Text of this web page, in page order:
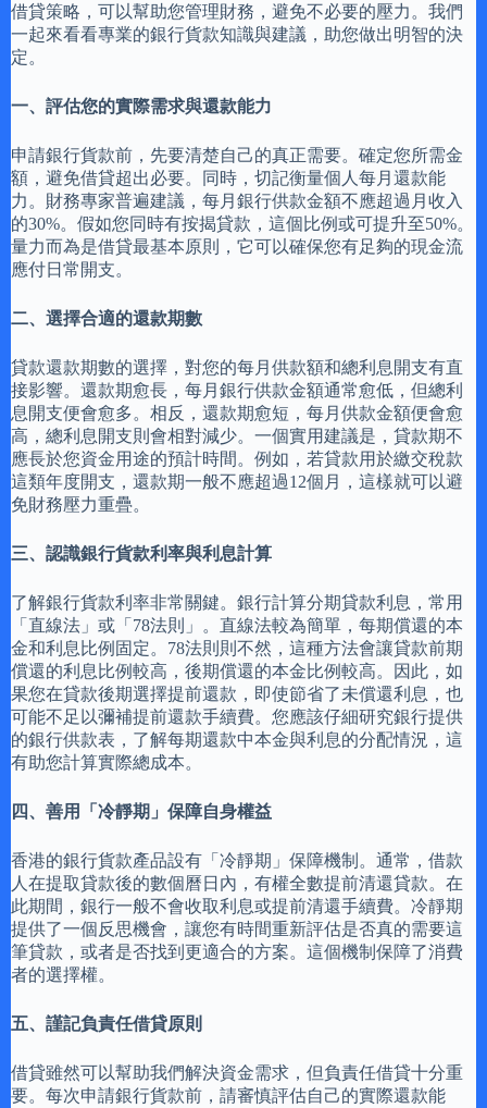
借貸策略，可以幫助您管理財務，避免不必要的壓力。我們
一起來看看專業的銀行貨款知識與建議，助您做出明智的決
定。
一、評估您的實際需求與還款能力
申請銀行貨款前，先要清楚自己的真正需要。確定您所需金
額，避免借貸超出必要。同時，切記衡量個人每月還款能
力。財務專家普遍建議，每月銀行供款金額不應超過月收入
的30%。假如您同時有按揭貸款，這個比例或可提升至50%。
量力而為是借貸最基本原則，它可以確保您有足夠的現金流
應付日常開支。
二、選擇合適的還款期數
貸款還款期數的選擇，對您的每月供款額和總利息開支有直
接影響。還款期愈長，每月銀行供款金額通常愈低，但總利
息開支便會愈多。相反，還款期愈短，每月供款金額便會愈
高，總利息開支則會相對減少。一個實用建議是，貸款期不
應長於您資金用途的預計時間。例如，若貸款用於繳交稅款
這類年度開支，還款期一般不應超過12個月，這樣就可以避
免財務壓力重疊。
三、認識銀行貨款利率與利息計算
了解銀行貨款利率非常關鍵。銀行計算分期貸款利息，常用
「直線法」或「78法則」。直線法較為簡單，每期償還的本
金和利息比例固定。78法則則不然，這種方法會讓貸款前期
償還的利息比例較高，後期償還的本金比例較高。因此，如
果您在貸款後期選擇提前還款，即使節省了未償還利息，也
可能不足以彌補提前還款手續費。您應該仔細研究銀行提供
的銀行供款表，了解每期還款中本金與利息的分配情況，這
有助您計算實際總成本。
四、善用「冷靜期」保障自身權益
香港的銀行貨款產品設有「冷靜期」保障機制。通常，借款
人在提取貸款後的數個曆日內，有權全數提前清還貸款。在
此期間，銀行一般不會收取利息或提前清還手續費。冷靜期
提供了一個反思機會，讓您有時間重新評估是否真的需要這
筆貸款，或者是否找到更適合的方案。這個機制保障了消費
者的選擇權。
五、謹記負責任借貸原則
借貸雖然可以幫助我們解決資金需求，但負責任借貸十分重
要。每次申請銀行貨款前，請審慎評估自己的實際還款能